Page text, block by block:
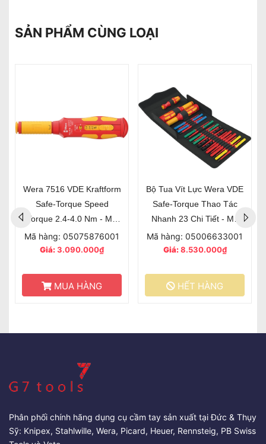
SẢN PHẨM CÙNG LOẠI
Wera 7516 VDE Kraftform
Safe-Torque Speed
Torque 2.4-4.0 Nm - Mã
Sản Phẩm 075876
Mã hàng: 05075876001
Giá:3.090.000₫
MUA HÀNG
Bộ Tua Vít Lực Wera VDE
Safe-Torque Thao Tác
Nhanh 23 Chi Tiết - Mã
Sản Phẩm 006633
Mã hàng: 05006633001
Giá:8.530.000₫
HẾT HÀNG
Phân phối chính hãng dụng cụ cầm tay sản xuất tại Đức & Thụy
Sỹ: Knipex, Stahlwille, Wera, Picard, Heuer, Rennsteig, PB Swiss